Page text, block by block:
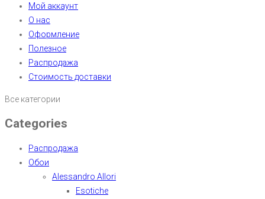
Мой аккаунт
О нас
Оформление
Полезное
Распродажа
Стоимость доставки
Все категории
Categories
Распродажа
Обои
Alessandro Allori
Esotiche